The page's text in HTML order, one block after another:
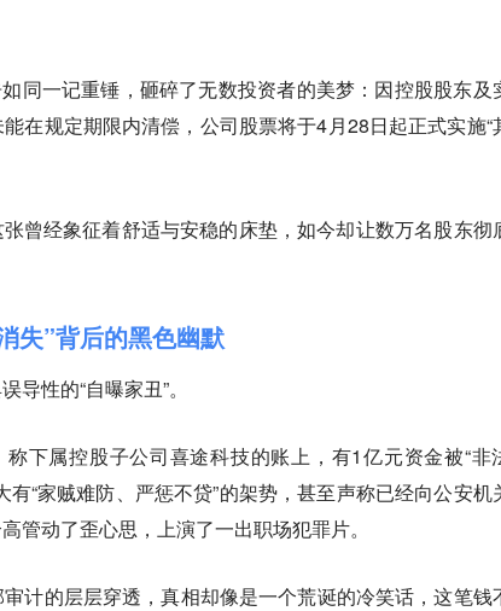
同一记重锤，砸碎了无数投资者的美梦：因控股股东及
在规定期限内清偿，公司股票将于4月28日起正式实施“
曾经象征着舒适与安稳的床垫，如今却让数万名股东彻
失”背后的黑色幽默
性的“自曝家丑”。
下属控股子公司喜途科技的账上，有1亿元资金被“非
“家贼难防、严惩不贷”的架势，甚至声称已经向公安机
管动了歪心思，上演了一出职场犯罪片。
计的层层穿透，真相却像是一个荒诞的冷笑话，这笔钱